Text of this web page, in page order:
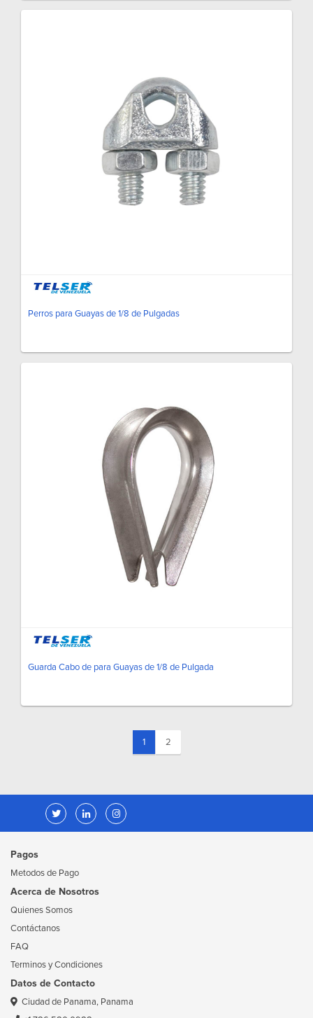
Perros para Guayas de 1/8 de Pulgadas
Guarda Cabo de para Guayas de 1/8 de Pulgada
1(current)
2
Pagos
Metodos de Pago
Acerca de Nosotros
Quienes Somos
Contáctanos
FAQ
Terminos y Condiciones
Datos de Contacto
Ciudad de Panama, Panama